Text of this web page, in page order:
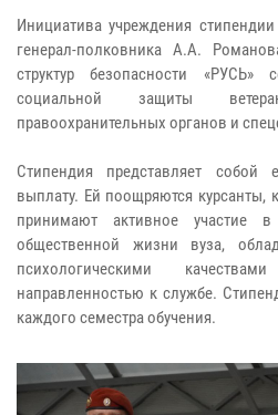
Инициатива учреждения
генерал-полковника А.А.
структур безопасности «РУСЬ»
социальной защиты
правоохранительных органов и
Стипендия представляет собой
выплату. Ей поощряются курсанты,
принимают активное участие
общественной жизни вуза,
психологическими
направленностью к службе.
каждого семестра обучения.